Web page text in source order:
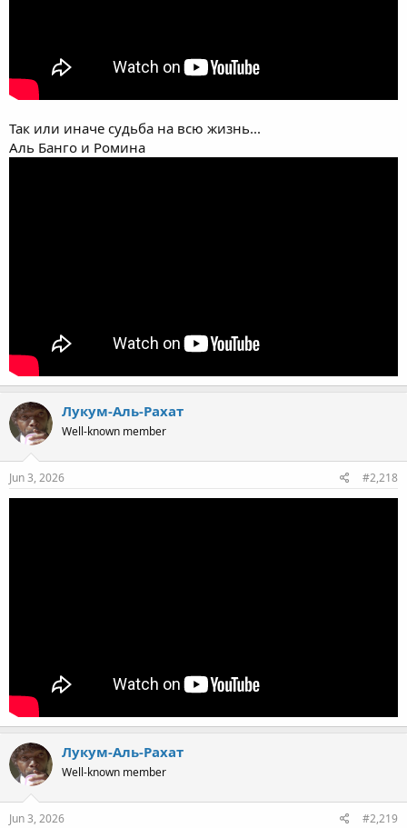
Так или иначе судьба на всю жизнь...
Аль Банго и Ромина
Лукум-Аль-Рахат
Well-known member
Jun 3, 2026 #2,218
Лукум-Аль-Рахат
Well-known member
Jun 3, 2026 #2,219